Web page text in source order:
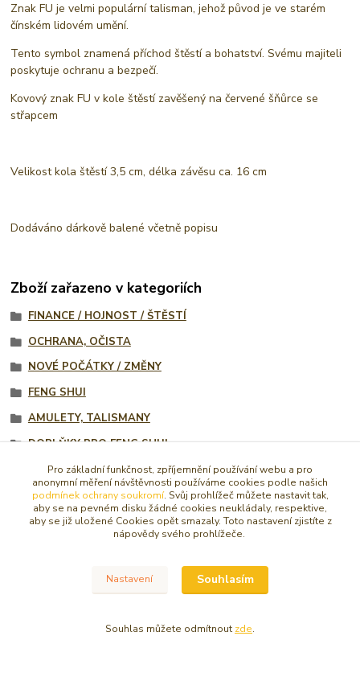
Znak FU je velmi populární talisman, jehož původ je ve starém
čínském lidovém umění.
Tento symbol znamená příchod štěstí a bohatství. Svému majiteli
poskytuje ochranu a bezpečí.
Kovový znak FU v kole štěstí zavěšený na červené šňůrce se
střapcem
Velikost kola štěstí 3,5 cm, délka závěsu ca. 16 cm
Dodáváno dárkově balené včetně popisu
Zboží zařazeno v kategoriích
FINANCE / HOJNOST / ŠTĚSTÍ
OCHRANA, OČISTA
NOVÉ POČÁTKY / ZMĚNY
FENG SHUI
AMULETY, TALISMANY
DOPLŇKY PRO FENG SHUI
Svícny, kameny a jiné
Svícny, drahé kameny a jiné
Symboly a pentagramy
Pro základní funkčnost, zpříjemnění používání webu a pro
anonymní měření návštěvnosti používáme cookies podle našich
podmínek ochrany soukromí. Svůj prohlížeč můžete nastavit tak,
aby se na pevném disku žádné cookies neukládaly, respektive,
aby se již uložené Cookies opět smazaly. Toto nastavení zjistíte z
nápovědy svého prohlížeče.
Nastavení Souhlasím
Souhlas můžete odmítnout zde.